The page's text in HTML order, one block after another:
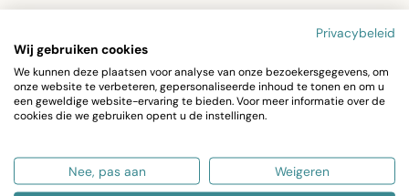
Kleur: Bruin
Materiaal: Polyester
Gewicht: 7,9kg
Artikelnummer: FXSTTLBR
Specificaties
Privacybeleid
Wij gebruiken cookies
We kunnen deze plaatsen voor analyse van onze bezoekersgegevens, om
onze website te verbeteren, gepersonaliseerde inhoud te tonen en om u
een geweldige website-ervaring te bieden. Voor meer informatie over de
cookies die we gebruiken opent u de instellingen.
Nee, pas aan Weigeren